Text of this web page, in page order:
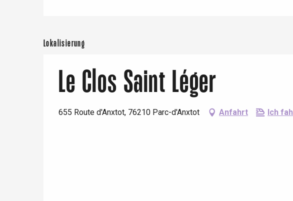
Lokalisierung
Le Clos Saint Léger
655 Route d'Anxtot, 76210 Parc-d'Anxtot Anfahrt Ich